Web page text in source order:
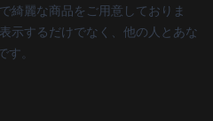
綺麗な商品をご用意しておりま
示するだけでなく、他の人とあな
す。